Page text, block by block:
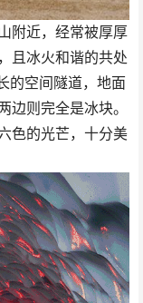
附近，经常被厚厚
且冰火和谐的共处
的空间隧道，地面
边则完全是冰块。
色的光芒，十分美